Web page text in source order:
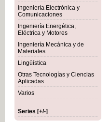
Ingeniería Electrónica y
Comunicaciones
Ingeniería Energética,
Eléctrica y Motores
Ingeniería Mecánica y de
Materiales
Lingüística
Otras Tecnologías y Ciencias
Aplicadas
Varios
Series [+/-]